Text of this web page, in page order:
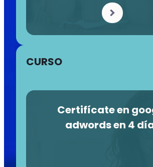
CURSO
Certifícate en
adwords en 4